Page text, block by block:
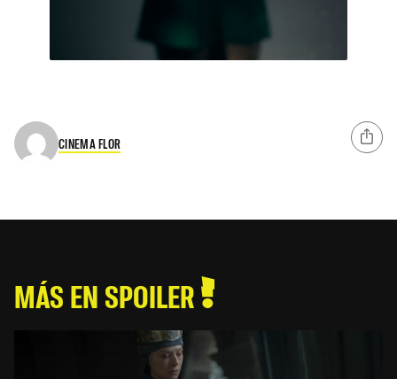
CINEMA FLOR
MÁS EN SPOILER